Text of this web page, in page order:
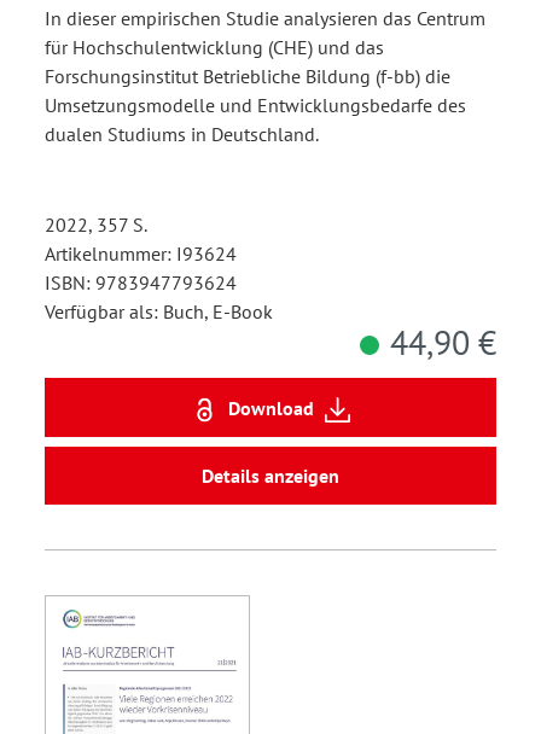
In dieser empirischen Studie analysieren das Centrum
für Hochschulentwicklung (CHE) und das
Forschungsinstitut Betriebliche Bildung (f-bb) die
Umsetzungsmodelle und Entwicklungsbedarfe des
dualen Studiums in Deutschland.
2022, 357 S.
Artikelnummer: I93624
ISBN: 9783947793624
Verfügbar als: Buch, E-Book
44,90 €
Download
Details anzeigen